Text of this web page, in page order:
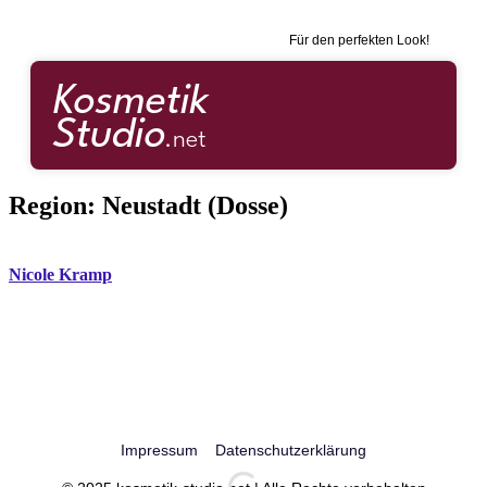
Für den perfekten Look!
Region: Neustadt (Dosse)
Nicole Kramp
Impressum Datenschutzerklärung